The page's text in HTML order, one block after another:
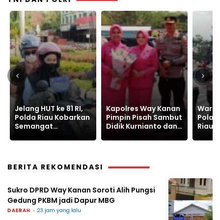
Kapolres Way Kanan
Pimpin Pisah Sambut
Didik Kurnianto dan
Warnai Car Free Day,
Polantas Karib Polda
Riau Edukasi
Lintas
Batin
BERITA REKOMENDASI
Sukro DPRD Way Kanan Soroti Alih Pungsi
Gedung PKBM jadi Dapur MBG
DAERAH 23 jam yang lalu